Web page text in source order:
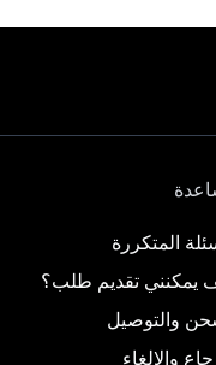
المتكررة
يمكنني تقديم طلب؟
والتوصيل
والإلغاء